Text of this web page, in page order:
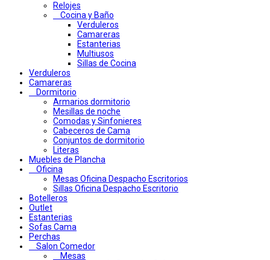
Relojes
Cocina y Baño
Verduleros
Camareras
Estanterias
Multiusos
Sillas de Cocina
Verduleros
Camareras
Dormitorio
Armarios dormitorio
Mesillas de noche
Comodas y Sinfonieres
Cabeceros de Cama
Conjuntos de dormitorio
Literas
Muebles de Plancha
Oficina
Mesas Oficina Despacho Escritorios
Sillas Oficina Despacho Escritorio
Botelleros
Outlet
Estanterias
Sofas Cama
Perchas
Salon Comedor
Mesas